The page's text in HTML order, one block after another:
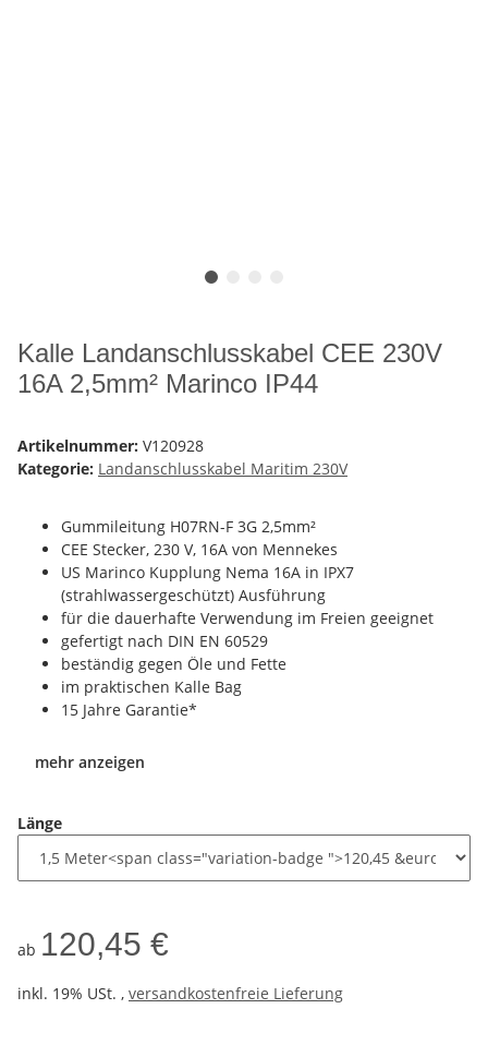
Kalle Landanschlusskabel CEE 230V
16A 2,5mm² Marinco IP44
Artikelnummer: V120928
Kategorie: Landanschlusskabel Maritim 230V
Gummileitung H07RN-F 3G 2,5mm²
CEE Stecker, 230 V, 16A von Mennekes
US Marinco Kupplung Nema 16A in IPX7
(strahlwassergeschützt) Ausführung
für die dauerhafte Verwendung im Freien geeignet
gefertigt nach DIN EN 60529
beständig gegen Öle und Fette
im praktischen Kalle Bag
15 Jahre Garantie*
mehr anzeigen
Länge
ab 120,45 €
inkl. 19% USt. , versandkostenfreie Lieferung